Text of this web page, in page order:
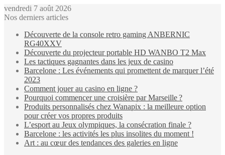
vendredi 7 août 2026
Nos derniers articles
Découverte de la console retro gaming ANBERNIC
RG40XXV
Découverte du projecteur portable HD WANBO T2 Max
Les tactiques gagnantes dans les jeux de casino
Barcelone : Les événements qui promettent de marquer l’été
2023
Comment jouer au casino en ligne ?
Pourquoi commencer une croisière par Marseille ?
Produits personnalisés chez Wanapix : la meilleure option
pour créer vos propres produits
L’esport au Jeux olympiques, la consécration finale ?
Barcelone : les activités les plus insolites du moment !
Art : au cœur des tendances des galeries en ligne